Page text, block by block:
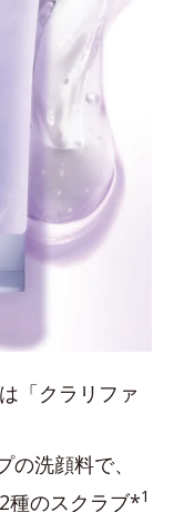
「クラリファ
洗顔料で、
種のスクラブ*1